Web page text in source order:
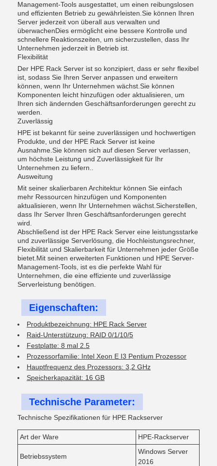
Management-Tools ausgestattet, um einen reibungslosen
und effizienten Betrieb zu gewährleisten.Sie können Ihren
Server jederzeit von überall aus verwalten und
überwachenDies ermöglicht eine bessere Kontrolle und
schnellere Reaktionszeiten, um sicherzustellen, dass Ihr
Unternehmen jederzeit in Betrieb ist.
Flexibilität
Der HPE Rack Server ist so konzipiert, dass er sehr flexibel
ist, sodass Sie Ihren Server anpassen und erweitern
können, wenn Ihr Unternehmen wächst.Sie können
Komponenten leicht hinzufügen oder aktualisieren, um
Ihren sich ändernden Geschäftsanforderungen gerecht zu
werden.
Zuverlässig
HPE ist bekannt für seine zuverlässigen und hochwertigen
Produkte, und der HPE Rack Server ist keine
Ausnahme.Sie können sich auf diesen Server verlassen,
um höchste Leistung und Zuverlässigkeit für Ihr
Unternehmen zu liefern..
Ausweitung
Mit seiner skalierbaren Architektur können Sie einfach
mehr Ressourcen hinzufügen und Komponenten
aktualisieren, wenn Ihr Unternehmen wächst.Sicherstellen,
dass Ihr Server Ihren Geschäftsanforderungen gerecht
wird.
Abschließend ist der HPE Rack Server eine leistungsstarke
und zuverlässige Serverlösung, die Hochleistungsrechner,
Flexibilität und Skalierbarkeit für Unternehmen jeder Größe
bietet.Mit seinen erweiterten Funktionen und HPE Server-
Management-Tools, ist es die perfekte Wahl für
Unternehmen, die eine effiziente und zuverlässige
Serverleistung benötigen.
Eigenschaften:
Produktbezeichnung: HPE Rack Server
Raid-Unterstützung: RAID 0/1/10/5
Festplatte: 8 mal 2.5
Prozessorfamilie: Intel Xeon E I3 Pentium Prozessor
Hauptfrequenz des Prozessors: 3,2 GHz
Speicherkapazität: 16 GB
Technische Parameter:
Technische Spezifikationen für HPE Rackserver
Art der Ware HPE-Rackserver
Betriebssystem
Windows Server
2016